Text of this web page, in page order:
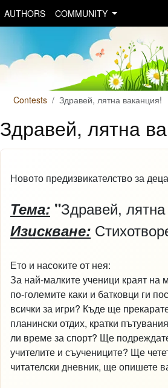
AUTHORS COMMUNITY
Contests Здравей, лятна ваканция!
Здравей, лятна
Новото предизвикателство за
Тема: "Здравей,
Изискване:
Ето и насоките от нея:
За най-малките ученици краят на
по-големите каки и батковци ги
всички за игри? Къде ще
планински отдих, кратки
ли време за спорт? Ще
учителите и съучениците? Ще
читателски дневник, ще опишете